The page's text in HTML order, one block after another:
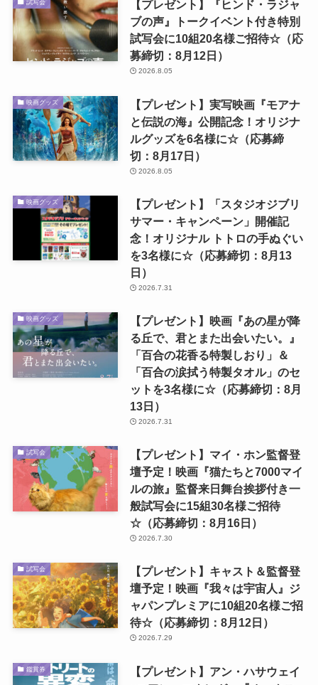
試写会
【プレゼント】『ヒンド・ラジャ
ブの声』トークイベント付き特別
試写会に10組20名様ご招待☆（応
募締切：8月12日）
2026.8.05
映画グッズ
【プレゼント】実写映画『モアナ
と伝説の海』公開記念！オリジナ
ルグッズを6名様に☆（応募締
切：8月17日）
2026.8.05
映画グッズ
【プレゼント】「スタジオジブリ
サマー・キャンペーン」開催記
念！オリジナル トトロの手ぬぐい
を3名様に☆（応募締切：8月13
日）
2026.7.31
映画グッズ
【プレゼント】映画『あの星が降
る丘で、君とまた出会いたい。』
「百合の花香る特製しおり」＆
「百合の涙拭う特製タオル」のセ
ットを3名様に☆（応募締切：8月
13日）
2026.7.31
試写会
【プレゼント】マイ・ホン監督登
壇予定！映画『猫たちと7000マイ
ルの旅』監督来日舞台挨拶付き一
般試写会に15組30名様ご招待
☆（応募締切：8月16日）
2026.7.30
試写会
【プレゼント】キャスト＆監督登
壇予定！映画『我々は宇宙人』ジ
ャパンプレミアに10組20名様ご招
待☆（応募締切：8月12日）
2026.7.29
鑑賞券
【プレゼント】アン・ハサウェイ